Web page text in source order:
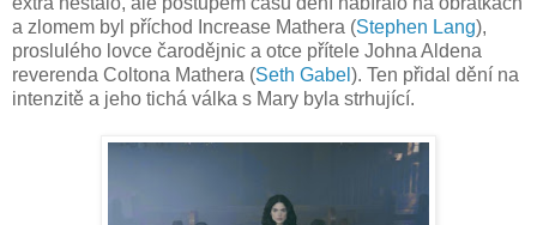
a zlomem byl příchod Increase Mathera (Stephen Lang),
proslulého lovce čarodějnic a otce přítele Johna Aldena
reverenda Coltona Mathera (Seth Gabel ). Ten přidal dění na
intenzitě a jeho tichá válka s Mary byla strhující.